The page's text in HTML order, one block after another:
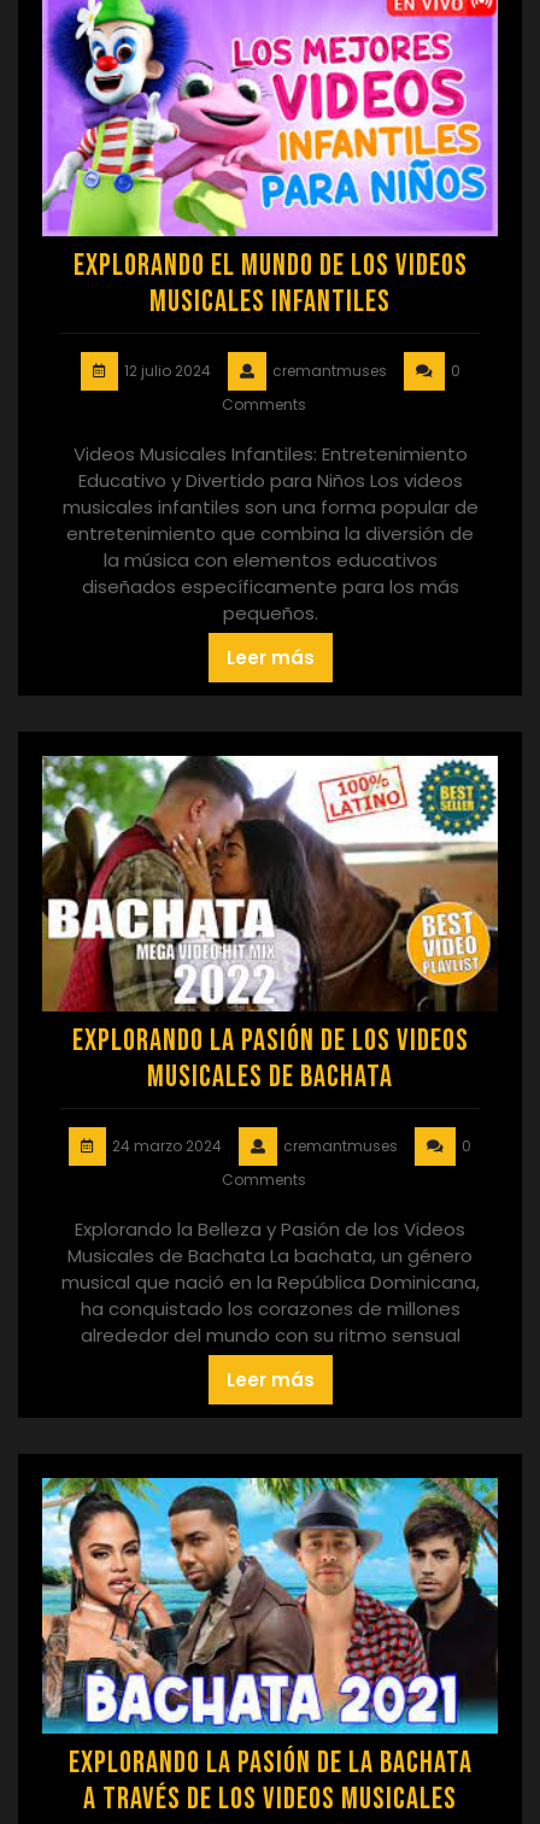
Explorando el Mundo de los Videos
Musicales Infantiles
12 julio 2024 cremantmuses
0
Comments
Videos Musicales Infantiles: Entretenimiento
Educativo y Divertido para Niños Los videos
musicales infantiles son una forma popular de
entretenimiento que combina la diversión de
la música con elementos educativos
diseñados específicamente para los más
pequeños.
Leer más
Explorando la Pasión de los Videos
Musicales de Bachata
24 marzo 2024 cremantmuses
0
Comments
Explorando la Belleza y Pasión de los Videos
Musicales de Bachata La bachata, un género
musical que nació en la República Dominicana,
ha conquistado los corazones de millones
alrededor del mundo con su ritmo sensual
Leer más
Explorando la Pasión de la Bachata
a Través de los Videos Musicales